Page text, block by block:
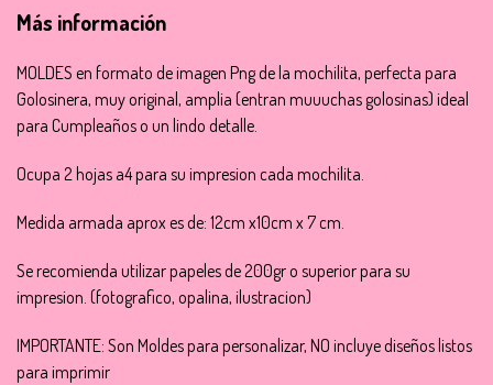
Más información
MOLDES en formato de imagen Png de la mochilita, perfecta para
Golosinera, muy original, amplia (entran muuuchas golosinas) ideal
para Cumpleaños o un lindo detalle.
Ocupa 2 hojas a4 para su impresion cada mochilita.
Medida armada aprox es de: 12cm x10cm x 7 cm.
Se recomienda utilizar papeles de 200gr o superior para su
impresion. (fotografico, opalina, ilustracion)
IMPORTANTE: Son Moldes para personalizar, NO incluye diseños listos
para imprimir